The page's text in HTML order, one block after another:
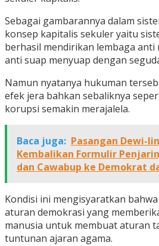
Sebagai gambarannya dalam
konsep kapitalis sekuler yaitu
berhasil mendirikan lembaga anti
anti suap menyuap dengan
Namun nyatanya hukuman
efek jera bahkan sebaliknya
korupsi semakin merajalela.
Baca juga: Pasangan Dewi-
Kembalikan Formulir
dan Cawabup ke Demokrat
Kondisi ini mengisyaratkan
aturan demokrasi yang
manusia untuk membuat aturan
tuntunan ajaran agama.